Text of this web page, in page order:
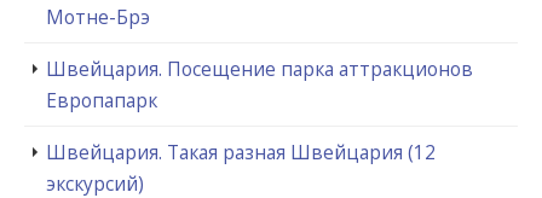
Мотне-Брэ
Швейцария. Посещение парка аттракционов
Европапарк
Швейцария. Такая разная Швейцария (12
экскурсий)